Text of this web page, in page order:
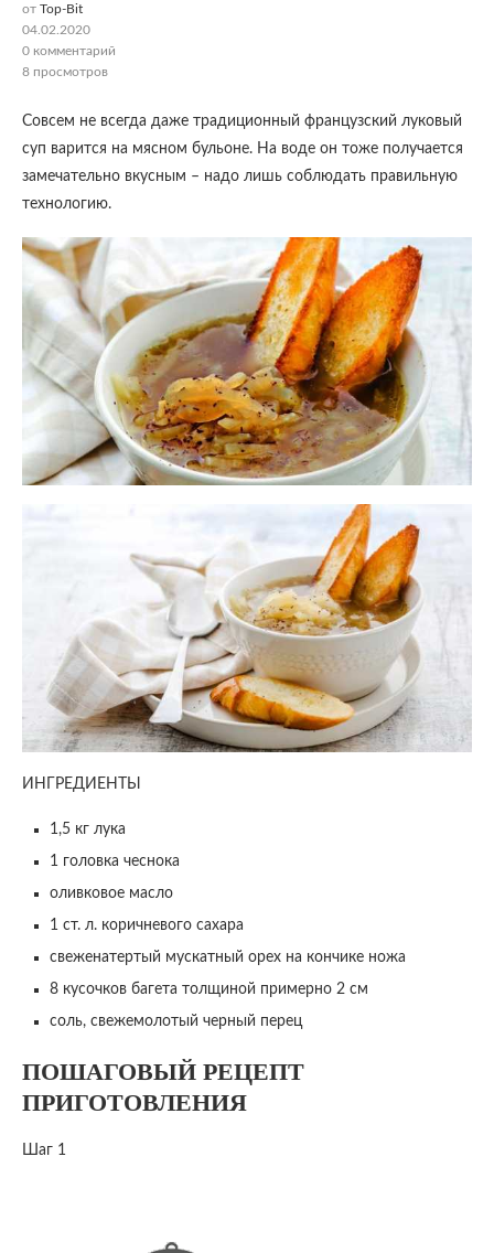
от Top-Bit
04.02.2020
0 комментарий
8 просмотров
Совсем не всегда даже традиционный французский луковый
суп варится на мясном бульоне. На воде он тоже получается
замечательно вкусным – надо лишь соблюдать правильную
технологию.
ИНГРЕДИЕНТЫ
1,5 кг лука
1 головка чеснока
оливковое масло
1 ст. л. коричневого сахара
свеженатертый мускатный орех на кончике ножа
8 кусочков багета толщиной примерно 2 см
соль, свежемолотый черный перец
ПОШАГОВЫЙ РЕЦЕПТ
ПРИГОТОВЛЕНИЯ
Шаг 1